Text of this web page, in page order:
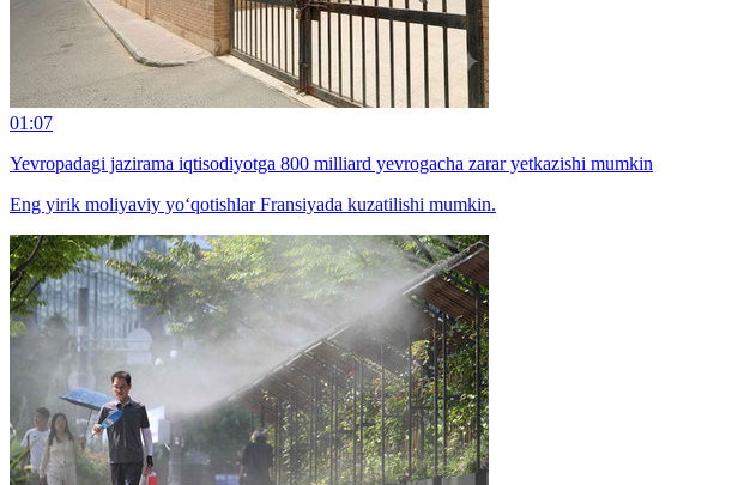
01:07
Yevropadagi jazirama iqtisodiyotga 800 milliard yevrogacha zarar yetkazishi mumkin
Eng yirik moliyaviy yo‘qotishlar Fransiyada kuzatilishi mumkin.